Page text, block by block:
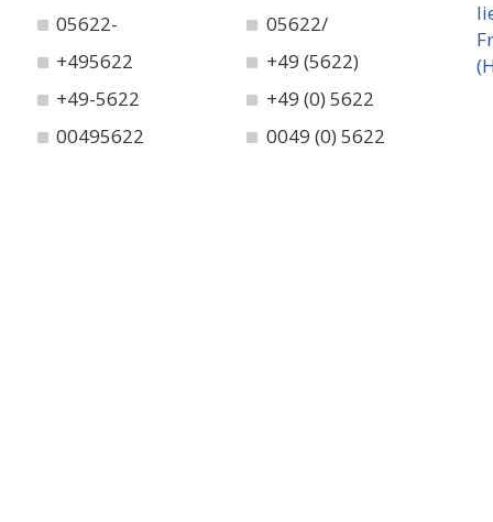
05622-
05622/
+495622
+49 (5622)
+49-5622
+49 (0) 5622
00495622
0049 (0) 5622